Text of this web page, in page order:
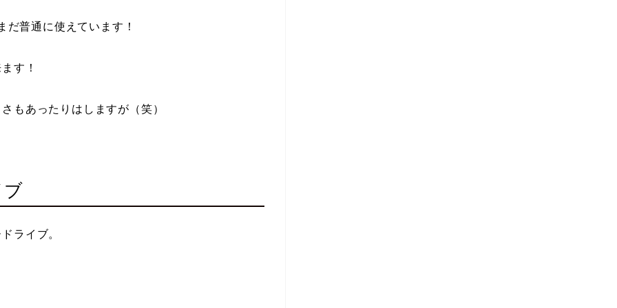
普通に使えています！
す！
もあったりはしますが（笑）
ブ
ライブ。